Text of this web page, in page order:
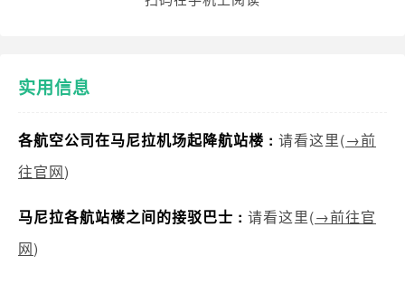
实用信息
各航空公司在马尼拉机场起降航站楼 : 请看这里(→前
往官网)
马尼拉各航站楼之间的接驳巴士 : 请看这里(→前往官
网)